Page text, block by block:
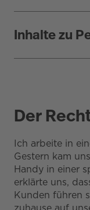
Inhalte zu
Der
Ich arbeite in
Gestern kam
Handy in einer
erklärte uns,
Kunden führen